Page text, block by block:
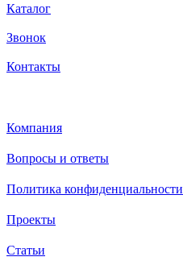
Каталог
Звонок
Контакты
Компания
Вопросы и ответы
Политика конфиденциальности
Проекты
Статьи